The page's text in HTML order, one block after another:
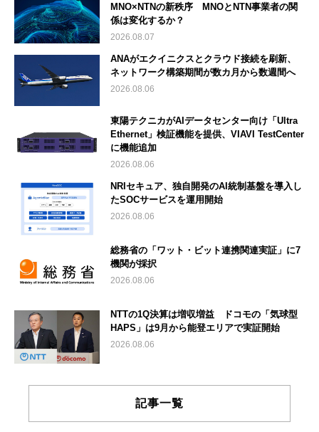
MNO×NTNの新秩序 MNOとNTN事業者の関
係は変化するか？
2026.08.07
ANAがエクイニクスとクラウド接続を刷新、
ネットワーク構築期間が数カ月から数週間へ
2026.08.06
東陽テクニカがAIデータセンター向け「Ultra
Ethernet」検証機能を提供、VIAVI TestCenter
に機能追加
2026.08.06
NRIセキュア、独自開発のAI統制基盤を導入し
たSOCサービスを運用開始
2026.08.06
総務省の「ワット・ビット連携関連実証」に7
機関が採択
2026.08.06
NTTの1Q決算は増収増益 ドコモの「気球型
HAPS」は9月から能登エリアで実証開始
2026.08.06
記事一覧